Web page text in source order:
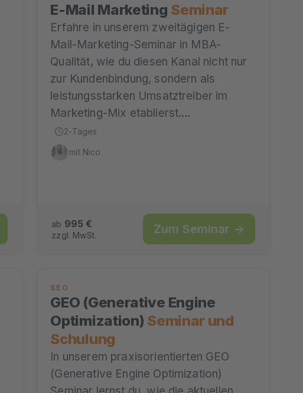
E-Mail Marketing Seminar
Erfahre in unserem zweitägigen E-
Mail-Marketing-Seminar in MBA-
Qualität, wie du diesen Kanal nicht nur
zur Kundenbindung, sondern als
leistungsstarken Umsatztreiber im
Marketing-Mix etablierst.…
2-Tages
mit Nico
ab 995 €
zzgl. MwSt. Zum Seminar →
SEO
GEO (Generative Engine
Optimization) Seminar und
Schulung
In unserem praxisorientierten GEO
(Generative Engine Optimization)